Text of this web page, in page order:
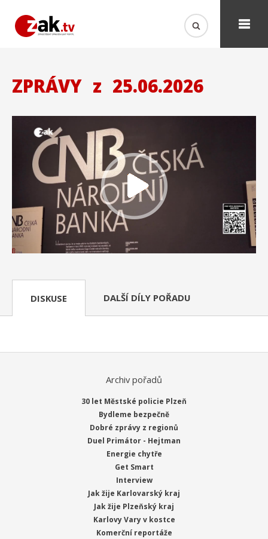
ZPRÁVY z 25.06.2026
DISKUSE DALŠÍ DÍLY POŘADU
Archiv pořadů
30 let Městské policie Plzeň
Bydleme bezpečně
Dobré zprávy z regionů
Duel Primátor - Hejtman
Energie chytře
Get Smart
Interview
Jak žije Karlovarský kraj
Jak žije Plzeňský kraj
Karlovy Vary v kostce
Komerční reportáže